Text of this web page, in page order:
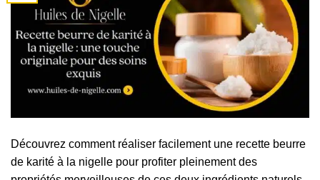
Découvrez comment réaliser facilement une recette beurre
de karité à la nigelle pour profiter pleinement des